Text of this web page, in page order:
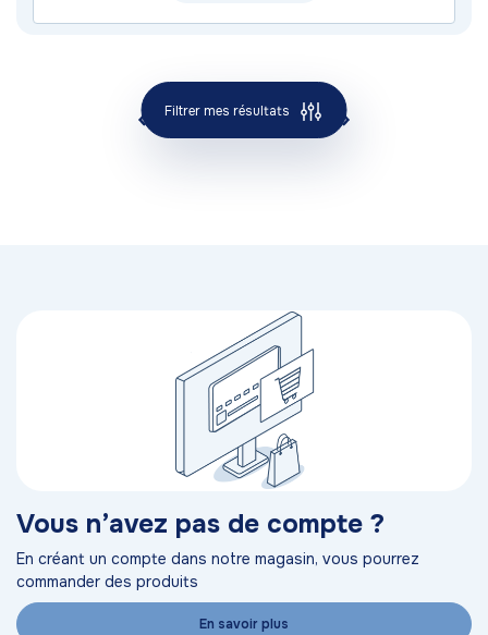
1 2 3 4
Vous n’avez pas de compte ?
En créant un compte dans notre magasin, vous pourrez
commander des produits
En savoir plus
Filtrer mes résultats